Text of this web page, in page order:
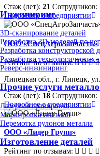
Инжиниринг
3D-сканирование деталей
Разработка 3D-моделей по
Разработка конструкторской
Разработка технологических
Реверс-инжиниринг
Прочие услуги
Лазерная гравировка
Маркировка плазмой
Перемотка рулонов металла
Изготовление деталей
Стаж (лет): 21 Сотрудников:
Подробнее о предприятии
ООО «СпецАгроЗапчасть»
Рейтинг по отзывам:
Липецкая обл., г. Липецк,
Стаж (лет): 18 Сотрудников:
Подробнее о предприятии
ООО «Лидер Групп»
Рейтинг по отзывам: